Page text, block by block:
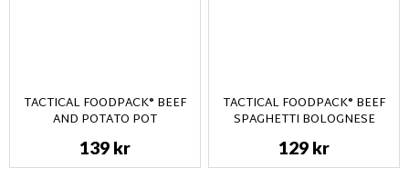
TACTICAL FOODPACK® BEEF
AND POTATO POT
139 kr
TACTICAL FOODPACK® BEEF
SPAGHETTI BOLOGNESE
129 kr